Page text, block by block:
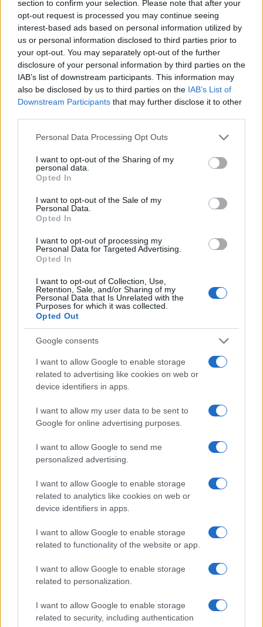
section to confirm your selection. Please note that after your
opt-out request is processed you may continue seeing
interest-based ads based on personal information utilized by
us or personal information disclosed to third parties prior to
your opt-out. You may separately opt-out of the further
disclosure of your personal information by third parties on the
IAB’s list of downstream participants. This information may
also be disclosed by us to third parties on the IAB’s List of
Downstream Participants that may further disclose it to other
Please note that this website/app uses one or more Google
not limited to your visit or usage behaviour. You may click to
grant or deny consent to Google and its third-party tags to
use your data for below specified purposes in below Google
consent section.
Personal Data Processing Opt Outs
I want to opt-out of the Sharing of my
personal data.
Opted In
I want to opt-out of the Sale of my
Personal Data.
Opted In
I want to opt-out of processing my
Personal Data for Targeted Advertising.
Opted In
I want to opt-out of Collection, Use,
Retention, Sale, and/or Sharing of my
Personal Data that Is Unrelated with the
Purposes for which it was collected.
Opted Out
Google consents
I want to allow Google to enable storage
related to advertising like cookies on web or
device identifiers in apps.
I want to allow my user data to be sent to
Google for online advertising purposes.
I want to allow Google to send me
personalized advertising.
I want to allow Google to enable storage
related to analytics like cookies on web or
device identifiers in apps.
I want to allow Google to enable storage
related to functionality of the website or app.
I want to allow Google to enable storage
related to personalization.
I want to allow Google to enable storage
related to security, including authentication
24/10/2024
Αύξηση 15% στον κύκλο εργασιών του
Ομίλου Ελίν το α’ εξάμηνο του 2024
08/10/2024
Ενίσχυση κερδοφορίας της ελίν το α’
ελίν: 70 χρόνια λειτουργίας στο χώρο
της ενέργειας
ΕΛΙΝΟΙΛ: Ρεκόρ οικονομικής απόδοσης
το 2022
28/04/2023
1 2 3